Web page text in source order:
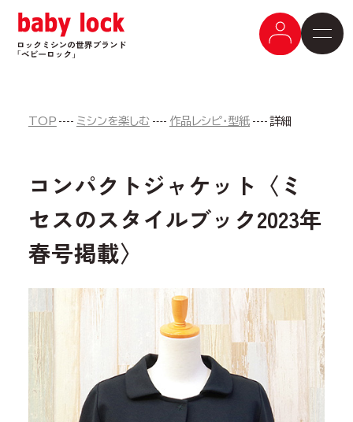
TOP ミシンを楽しむ 作品レシピ・型紙 詳細
コンパクトジャケット〈ミ
セスのスタイルブック2023年
春号掲載〉